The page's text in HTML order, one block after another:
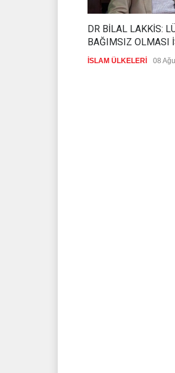
DR BİLAL LAKKİS:
BAĞIMSIZ OLMASI
İSLAM ÜLKELERİ 08